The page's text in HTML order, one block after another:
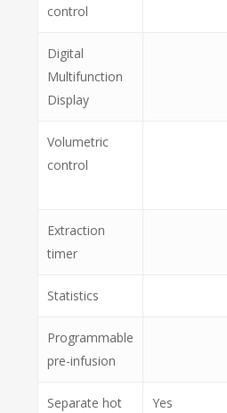
control
Digital
Multifunction
Display
Volumetric
control
Extraction
timer
Statistics
Programmable
pre-infusion
Separate hot
Yes